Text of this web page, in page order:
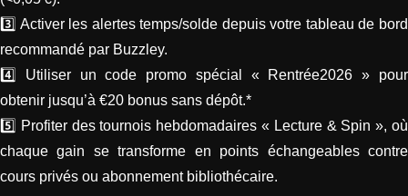
3️⃣ Activer les alertes temps/solde depuis votre tableau de bord
recommandé par Buzzley.
4️⃣ Utiliser un code promo spécial « Rentrée2026 » pour
obtenir jusqu’à €20 bonus sans dépôt.*
5️⃣ Profiter des tournois hebdomadaires « Lecture & Spin », où
chaque gain se transforme en points échangeables contre
cours privés ou abonnement bibliothécaire.